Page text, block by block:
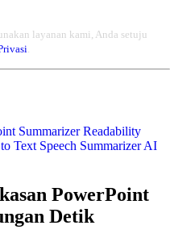
layanan kami, Anda setuju
Summarizer Readability
Text Speech Summarizer AI
PowerPoint
Detik